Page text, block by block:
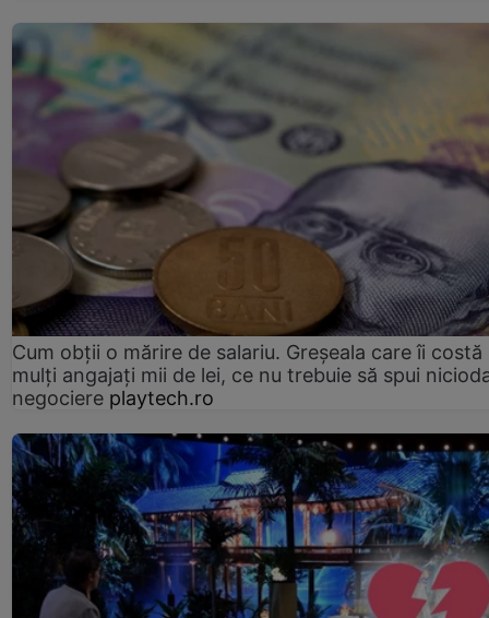
Cum obții o mărire de salariu. Greșeala care îi costă
mulți angajați mii de lei, ce nu trebuie să spui
negociere playtech.ro